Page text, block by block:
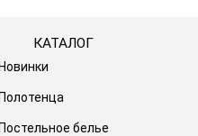
КАТАЛОГ
Новинки
Полотенца
Постельное белье